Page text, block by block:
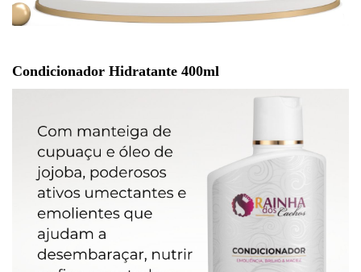
Condicionador Hidratante 400ml